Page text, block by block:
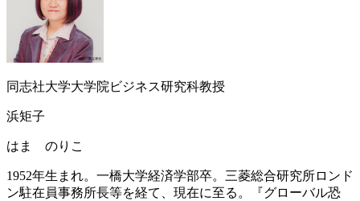
同志社大学大学院ビジネス研究科教授
浜矩子
はま のりこ
1952年生まれ。一橋大学経済学部卒。三菱総合研究所ロンド
ン駐在員事務所長等を経て、現在に至る。『グローバル恐